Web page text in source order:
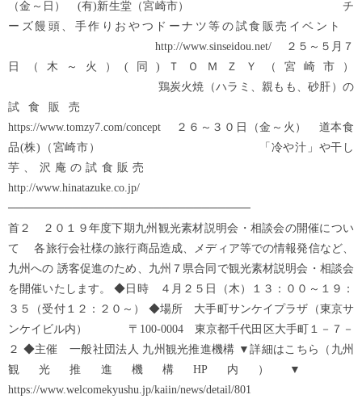
（金～日） (有)新生堂（宮崎市） チ
ーズ饅頭、手作りおやつドーナツ等の試食販売イベント
http://www.sinseidou.net/ ２５～５月７
日（木～火）(同)ＴＯＭＺＹ（宮崎市）
鶏炭火焼（ハラミ、親もも、砂肝）の
試食販売
https://www.tomzy7.com/concept ２６～３０日（金～火） 道本食
品(株)（宮崎市） 「冷や汁」や干し
芋、沢庵の試食販売
http://www.hinatazuke.co.jp/
──────────────────────────────
首２ ２０１９年度下期九州観光素材説明会・相談会の開催につい
て 各旅行会社様の旅行商品造成、メディア等での情報発信など、
九州への 誘客促進のため、九州７県合同で観光素材説明会・相談会
を開催いたします。 ◆日時 ４月２５日（木）１３：００～１９：
３５（受付１２：２０～） ◆場所 大手町サンケイプラザ（東京サ
ンケイビル内） 〒100-0004 東京都千代田区大手町１－７－
２ ◆主催 一般社団法人 九州観光推進機構 ▼詳細はこちら（九州
観光推進機構HP内）▼
https://www.welcomekyushu.jp/kaiin/news/detail/801